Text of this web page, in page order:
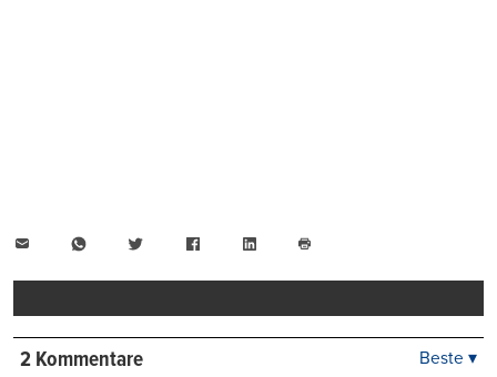
WhatsAppTwitter FacebookLinkedIn
drucken
2 Kommentare Beste ▾